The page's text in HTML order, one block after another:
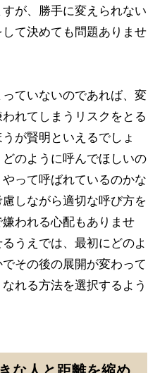
が、勝手に変えられない
て決めても問題ありませ
ていないのであれば、変
れてしまうリスクをとる
が賢明といえるでしょ
のように呼んでほしいの
って呼ばれているのかな
しながら適切な呼び方を
われる心配もありませ
うえでは、最初にどのよ
その後の展開が変わって
れる方法を選択するよう